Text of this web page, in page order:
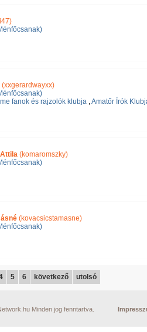
(xxgerardwayxx)
fanok és rajzolók klubja ,Amatőr Írók
(komaromszky)
(kovacsicstamasne)
5 6 következő utolsó
Minden jog fenntartva.